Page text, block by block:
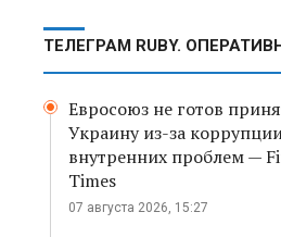
ТЕЛЕГРАМ RUBY.
Евросоюз не готов
Украину из-за
внутренних проблем —
Times
07 августа 2026, 15:27